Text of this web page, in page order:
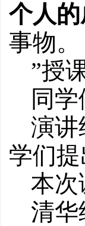
个人
事物。
”授
同
演讲
学们
本次
清华